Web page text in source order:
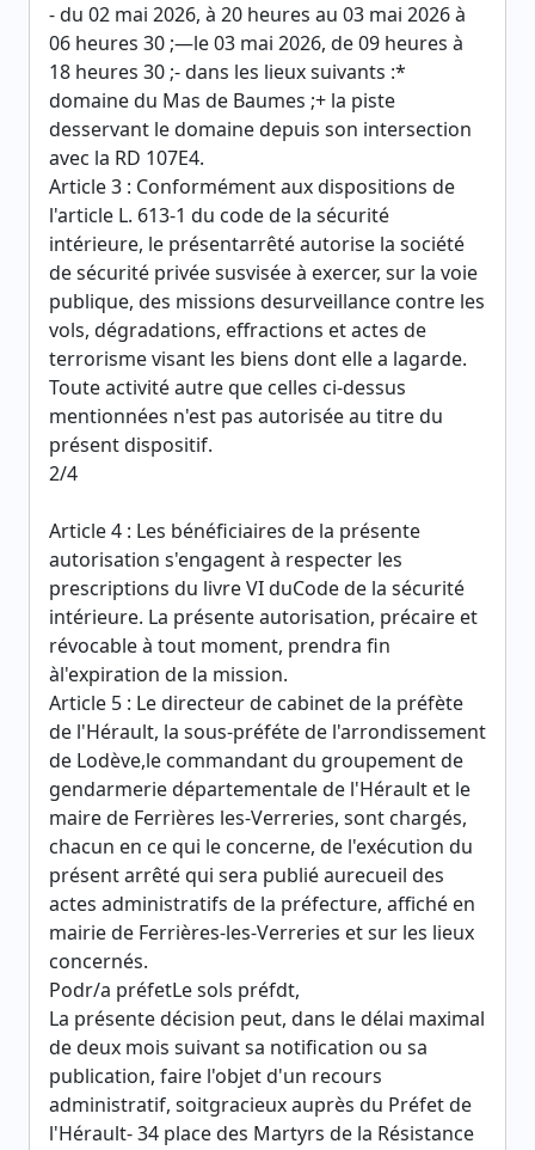
- du 02 mai 2026, à 20 heures au 03 mai 2026 à
06 heures 30 ;—le 03 mai 2026, de 09 heures à
18 heures 30 ;- dans les lieux suivants :*
domaine du Mas de Baumes ;+ la piste
desservant le domaine depuis son intersection
avec la RD 107E4.
Article 3 : Conformément aux dispositions de
l'article L. 613-1 du code de la sécurité
intérieure, le présentarrêté autorise la société
de sécurité privée susvisée à exercer, sur la voie
publique, des missions desurveillance contre les
vols, dégradations, effractions et actes de
terrorisme visant les biens dont elle a lagarde.
Toute activité autre que celles ci-dessus
mentionnées n'est pas autorisée au titre du
présent dispositif.
2/4
Article 4 : Les bénéficiaires de la présente
autorisation s'engagent à respecter les
prescriptions du livre VI duCode de la sécurité
intérieure. La présente autorisation, précaire et
révocable à tout moment, prendra fin
àl'expiration de la mission.
Article 5 : Le directeur de cabinet de la préfète
de l'Hérault, la sous-préféte de l'arrondissement
de Lodève,le commandant du groupement de
gendarmerie départementale de l'Hérault et le
maire de Ferrières les-Verreries, sont chargés,
chacun en ce qui le concerne, de l'exécution du
présent arrêté qui sera publié aurecueil des
actes administratifs de la préfecture, affiché en
mairie de Ferrières-les-Verreries et sur les lieux
concernés.
Podr/a préfetLe sols préfdt,
La présente décision peut, dans le délai maximal
de deux mois suivant sa notification ou sa
publication, faire l'objet d'un recours
administratif, soitgracieux auprès du Préfet de
l'Hérault- 34 place des Martyrs de la Résistance